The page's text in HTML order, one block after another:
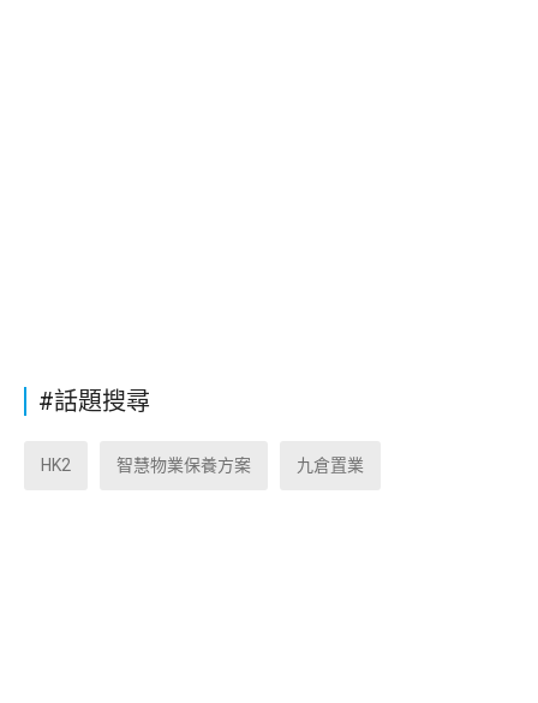
#話題搜尋
HK2 智慧物業保養方案 九倉置業